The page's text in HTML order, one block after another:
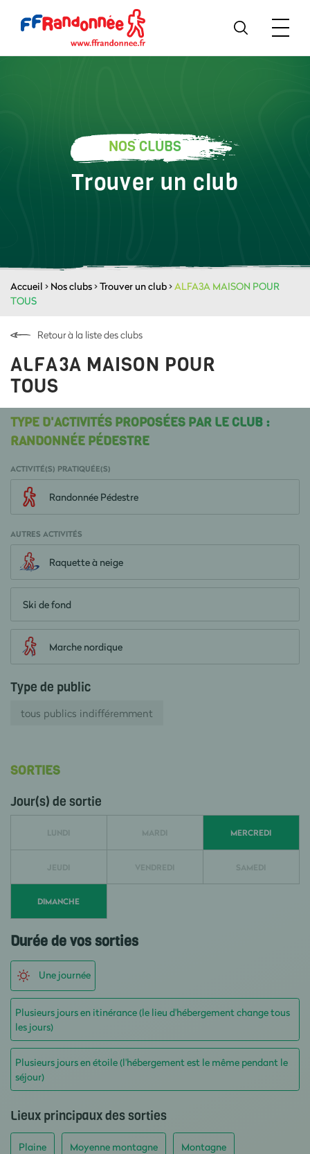
NOS CLUBS
Trouver un club
Accueil > Nos clubs>Trouver un club>ALFA3A MAISON POUR
TOUS
Retour à la liste des clubs
ALFA3A MAISON POUR
TOUS
TYPE D'ACTIVITÉS PROPOSÉES PAR LE CLUB :
RANDONNÉE PÉDESTRE
ACTIVITÉ(S) PRATIQUÉE(S)
Randonnée Pédestre
AUTRES ACTIVITÉS
Raquette à neige
Ski de fond
Marche nordique
Type de public
tous publics indifféremment
SORTIES
Jour(s) de sortie
LUNDI MARDI MERCREDI
JEUDI VENDREDI SAMEDI
DIMANCHE
Durée de vos sorties
Une journée
Plusieurs jours en itinérance (le lieu d'hébergement change tous
les jours)
Plusieurs jours en étoile (l'hébergement est le même pendant le
séjour)
Lieux principaux des sorties
Plaine Moyenne montagne Montagne